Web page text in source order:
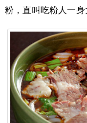
粉，直叫吃粉人一身